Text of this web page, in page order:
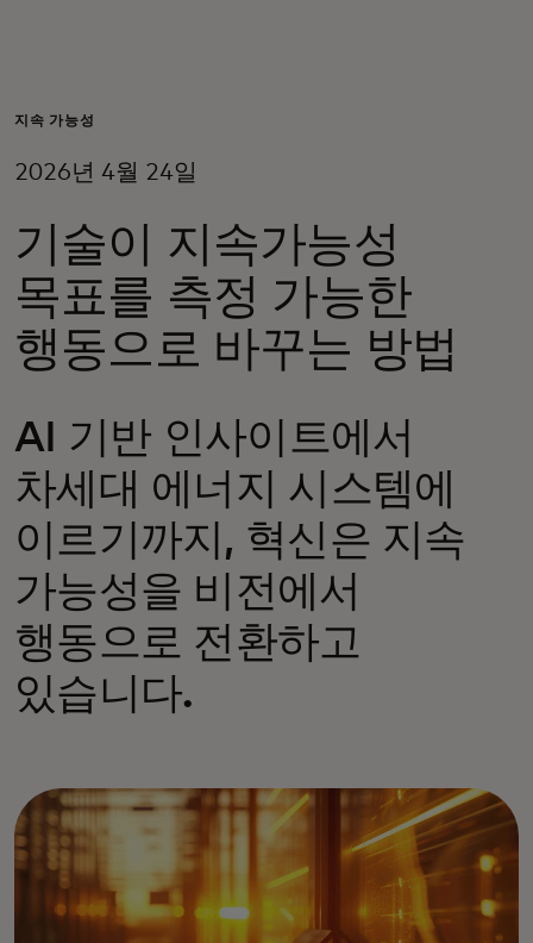
비즈니스 고객
이노베이터
뉴스 & 인사이트
지속 가능성
2026년 4월 24일
기술이 지속가능성
목표를 측정 가능한
행동으로 바꾸는 방법
AI 기반 인사이트에서
차세대 에너지 시스템에
이르기까지, 혁신은 지속
가능성을 비전에서
행동으로 전환하고
있습니다.